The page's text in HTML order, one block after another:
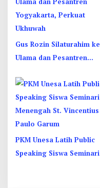
Gus Rozin Silaturahim ke
Ulama dan Pesantren
Ukhuwah
PKM Unesa Latih Public
Speaking Siswa Seminari